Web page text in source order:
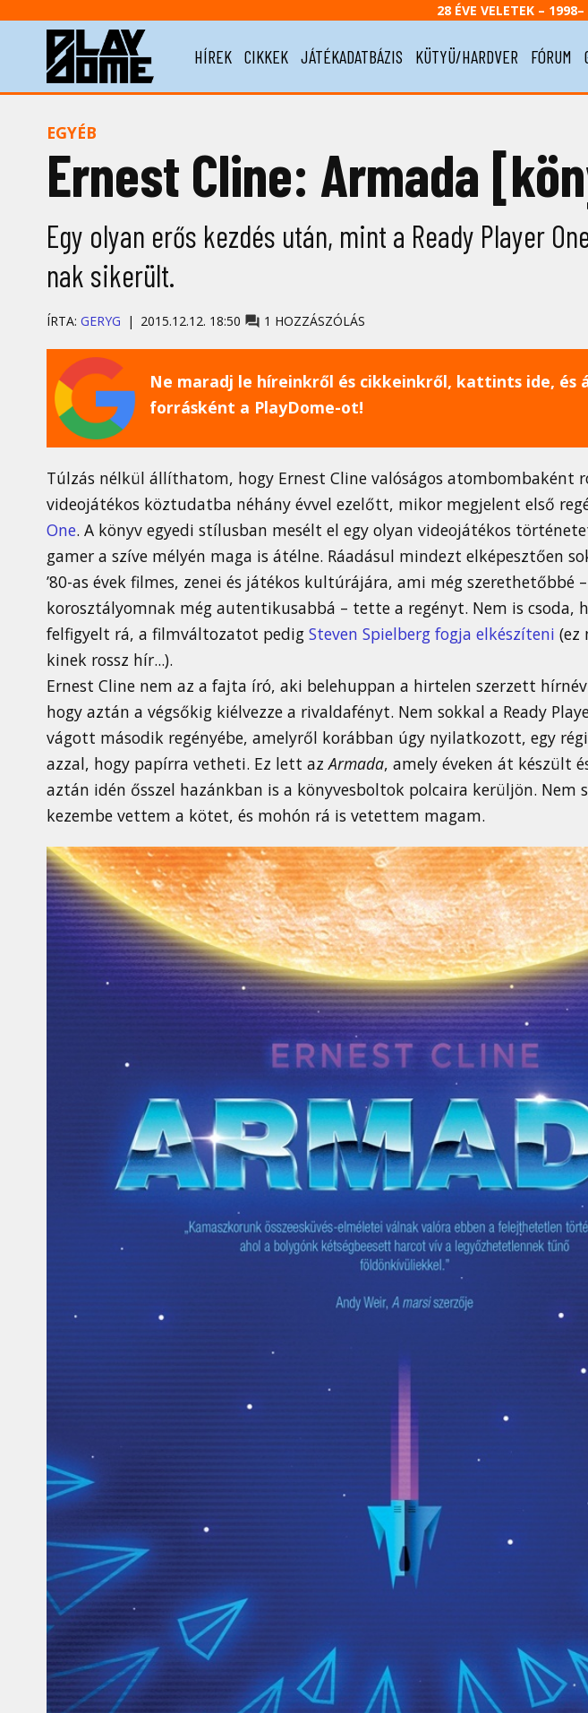
28 ÉVE VELETEK –
HÍREK CIKKEK JÁTÉKADATBÁZIS KÜTYÜ/HARDVER FÓRUM
EGYÉB
Ernest Cline: Armada
Egy olyan erős kezdés után, mint a Ready Player
nak sikerült.
ÍRTA: GERYG 2015.12.12. 18:50 1 HOZZÁSZÓLÁS
Ne maradj le híreinkről és cikkeinkről, kattints ide, és
forrásként a PlayDome-ot!
Túlzás nélkül állíthatom, hogy Ernest Cline valóságos atombombaként
videojátékos köztudatba néhány évvel ezelőtt, mikor megjelent első
One. A könyv egyedi stílusban mesélt el egy olyan videojátékos
gamer a szíve mélyén maga is átélne. Ráadásul mindezt elképesztően
’80-as évek filmes, zenei és játékos kultúrájára, ami még szerethetőbbé
korosztályomnak még autentikusabbá – tette a regényt. Nem is csoda,
felfigyelt rá, a filmváltozatot pedig Steven Spielberg fogja elkészíteni (ez
kinek rossz hír...).
Ernest Cline nem az a fajta író, aki belehuppan a hirtelen szerzett
hogy aztán a végsőkig kiélvezze a rivaldafényt. Nem sokkal a Ready
vágott második regényébe, amelyről korábban úgy nyilatkozott, egy
azzal, hogy papírra vetheti. Ez lett azArmada, amely éveken át készült
aztán idén ősszel hazánkban is a könyvesboltok polcaira kerüljön. Nem
kezembe vettem a kötet, és mohón rá is vetettem magam.